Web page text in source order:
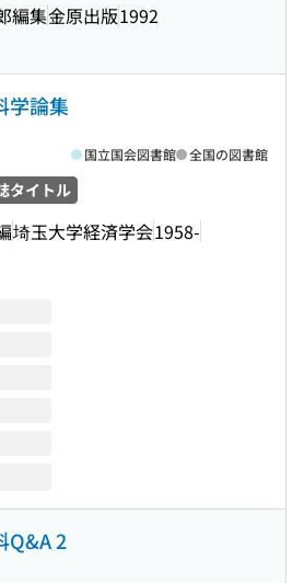
編集金原出版1992
学論集
タイトル
埼玉大学経済学会1958-
国立国会図書館 全国の図書館
Q&A 2